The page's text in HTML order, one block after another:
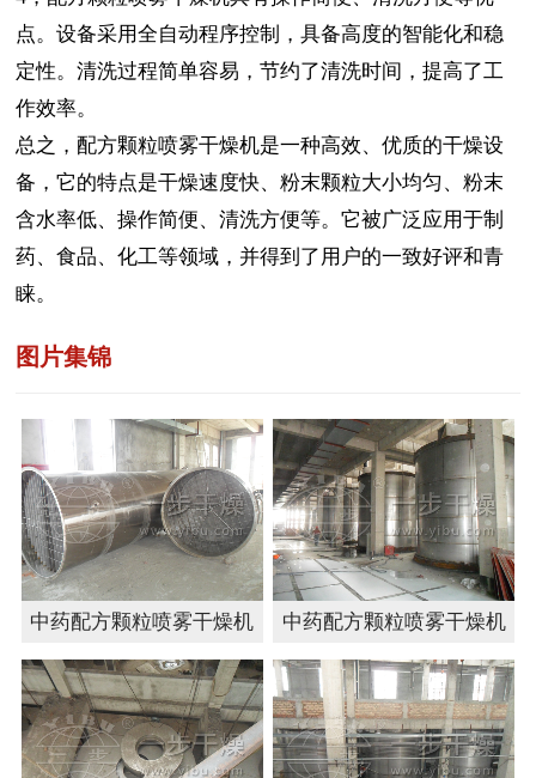
点。设备采用全自动程序控制，具备高度的智能化和稳
定性。清洗过程简单容易，节约了清洗时间，提高了工
作效率。
总之，配方颗粒喷雾干燥机是一种高效、优质的干燥设
备，它的特点是干燥速度快、粉末颗粒大小均匀、粉末
含水率低、操作简便、清洗方便等。它被广泛应用于制
药、食品、化工等领域，并得到了用户的一致好评和青
睐。
图片集锦
中药配方颗粒喷雾干燥机 中药配方颗粒喷雾干燥机